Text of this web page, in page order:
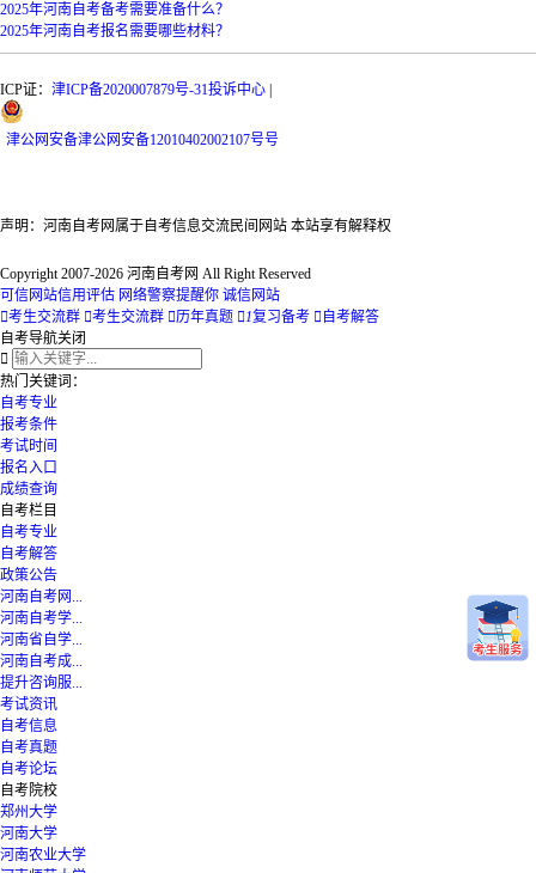
2025年河南自考备考需要准备什么？
2025年河南自考报名需要哪些材料？
ICP证： 津ICP备2020007879号-31投诉中心
津公网安备津公网安备12010402002107号号
声明：河南自考网属于自考信息交流民间网站 本站享有解释权
Copyright 2007-2026 河南自考网 All Right Reserved
可信网站信用评估 网络警察提醒你 诚信网站
考生交流群 考生交流群 历年真题 1复习备考  自考解答
自考导航关闭

热门关键词：
自考专业
报考条件
考试时间
报名入口
成绩查询
自考栏目
自考专业
自考解答
政策公告
河南自考网...
河南自考学...
河南省自学...
河南自考成...
提升咨询服...
考试资讯
自考信息
自考真题
自考论坛
自考院校
郑州大学
河南大学
河南农业大学